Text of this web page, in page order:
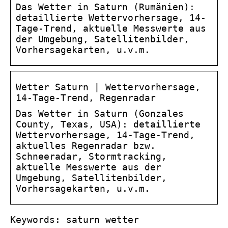
Das Wetter in Saturn (Rumänien):
detaillierte Wettervorhersage, 14-
Tage-Trend, aktuelle Messwerte aus
der Umgebung, Satellitenbilder,
Vorhersagekarten, u.v.m.
Wetter Saturn | Wettervorhersage,
14-Tage-Trend, Regenradar
Das Wetter in Saturn (Gonzales
County, Texas, USA): detaillierte
Wettervorhersage, 14-Tage-Trend,
aktuelles Regenradar bzw.
Schneeradar, Stormtracking,
aktuelle Messwerte aus der
Umgebung, Satellitenbilder,
Vorhersagekarten, u.v.m.
Keywords: saturn wetter